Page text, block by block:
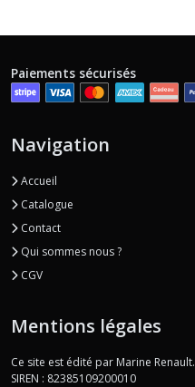
Paiements sécurisés
Navigation
Accueil
Catalogue
Contact
Qui sommes nous ?
CGV
Mentions légales
Ce site est édité par Marine Renault.
SIREN : 82385109200010